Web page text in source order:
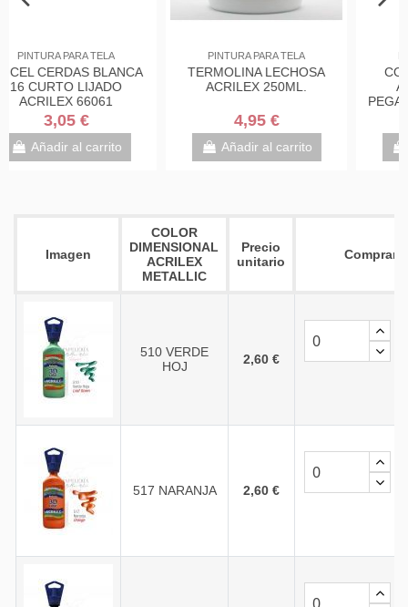
PINTURA PARA TELA
COLA PERMANENTE
ACRILEX 250GR.
PEGAMENTO REMOVIBLE
7,95 €
Añadir al carrito
PINTURA PARA TELA
DILUYENTE PARA
PINTURA DE TELA
3,40 €
Añadir al carrito
Imagen
COLOR
DIMENSIONAL
ACRILEX
METALLIC
Precio
unitario
Comprar
510 VERDE
HOJ
2,60 €
517 NARANJA 2,60 €